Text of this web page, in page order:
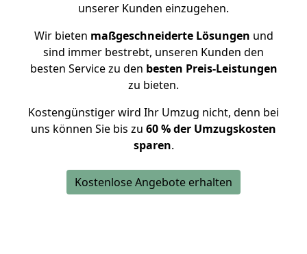
unserer Kunden einzugehen.
Wir bieten maßgeschneiderte Lösungen und
sind immer bestrebt, unseren Kunden den
besten Service zu den besten Preis-Leistungen
zu bieten.
Kostengünstiger wird Ihr Umzug nicht, denn bei
uns können Sie bis zu 60 % der Umzugskosten
sparen.
Kostenlose Angebote erhalten